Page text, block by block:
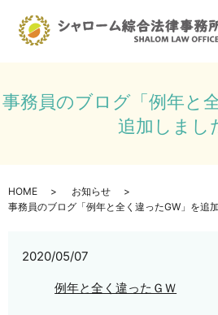
事務員のブログ「例年と
追加しまし
HOME
お知らせ
事務員のブログ「例年と全く違ったGW」を追加
2020/05/07
例年と全く違ったＧＷ